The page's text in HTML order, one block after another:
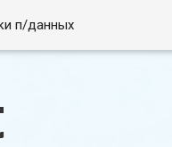
п/данных